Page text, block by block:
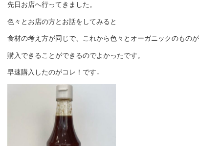
先日お店へ行ってきました。
色々とお店の方とお話をしてみると
食材の考え方が同じで、これから色々とオーガニックのものが
購入できることができるのでよかったです。
早速購入したのがコレ！です↓